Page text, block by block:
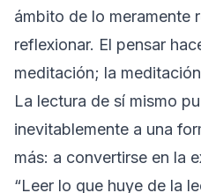
ámbito de lo meramente
reflexionar. El pensar
meditación; la
La lectura de sí mismo
inevitablemente a una
más: a convertirse en la
“Leer lo que huye de la